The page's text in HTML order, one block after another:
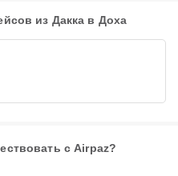
из Дакка в Доха
с Airpaz?